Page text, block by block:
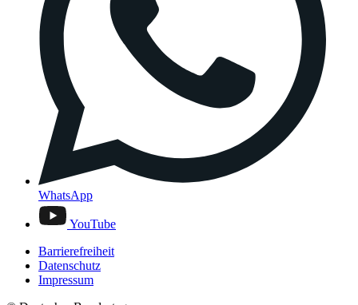
WhatsApp
YouTube
Barrierefreiheit
Datenschutz
Impressum